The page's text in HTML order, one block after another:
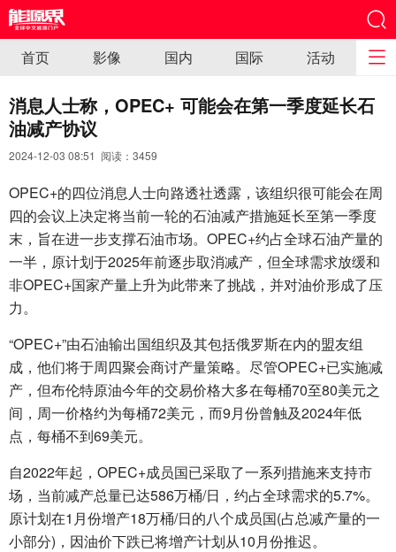
首页 影像 国内 国际 活动
消息人士称，OPEC+ 可能会在第一季度延长石
油减产协议
2024-12-03 08:51 阅读： 3459
OPEC+的四位消息人士向路透社透露，该组织很可能会在周
四的会议上决定将当前一轮的石油减产措施延长至第一季度
末，旨在进一步支撑石油市场。OPEC+约占全球石油产量的
一半，原计划于2025年前逐步取消减产，但全球需求放缓和
非OPEC+国家产量上升为此带来了挑战，并对油价形成了压
力。
“OPEC+”由石油输出国组织及其包括俄罗斯在内的盟友组
成，他们将于周四聚会商讨产量策略。尽管OPEC+已实施减
产，但布伦特原油今年的交易价格大多在每桶70至80美元之
间，周一价格约为每桶72美元，而9月份曾触及2024年低
点，每桶不到69美元。
自2022年起，OPEC+成员国已采取了一系列措施来支持市
场，当前减产总量已达586万桶/日，约占全球需求的5.7%。
原计划在1月份增产18万桶/日的八个成员国(占总减产量的一
小部分)，因油价下跌已将增产计划从10月份推迟。